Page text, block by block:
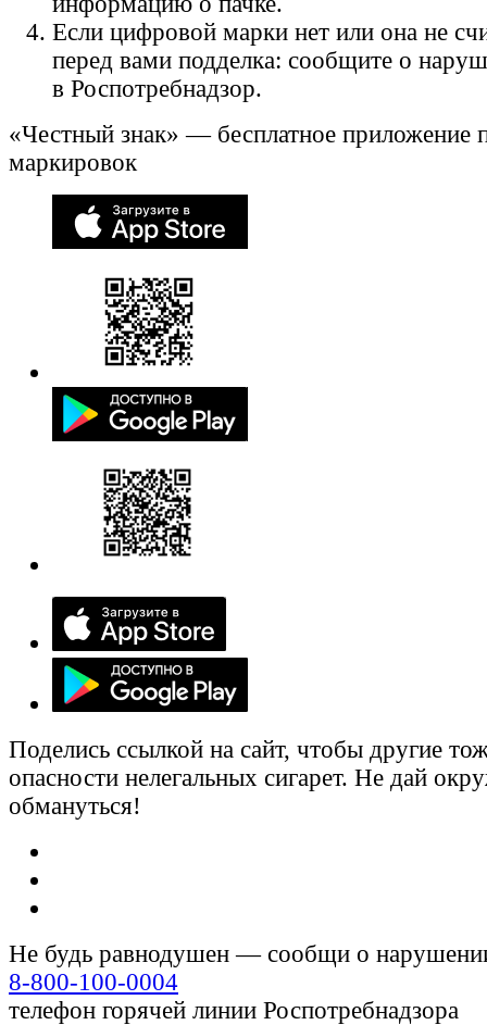
Если цифровой марки нет или она не
перед вами подделка: сообщите о
в Роспотребнадзор.
«Честный знак» — бесплатное приложение
маркировок
Поделись ссылкой на сайт, чтобы другие
опасности нелегальных сигарет. Не дай
обмануться!
Не будь равнодушен — сообщи о
8-800-100-0004
телефон горячей линии Роспотребнадзора